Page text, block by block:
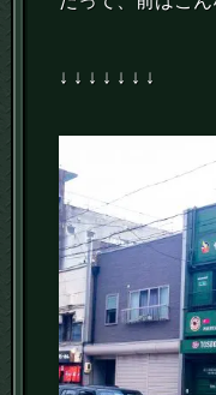
↓ ↓ ↓ ↓ ↓ ↓ ↓